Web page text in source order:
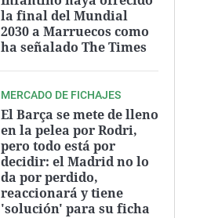
la final del Mundial
2030 a Marruecos como
ha señalado The Times
MERCADO DE FICHAJES
El Barça se mete de lleno
en la pelea por Rodri,
pero todo está por
decidir: el Madrid no lo
da por perdido,
reaccionará y tiene
'solución' para su ficha